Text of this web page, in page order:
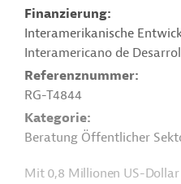
Finanzierung
Interamerikanische
Interamericano de
Referenznummer
RG-T4844
Kategorie
Beratung Öffentlicher
Mit 0,8 Millionen US-